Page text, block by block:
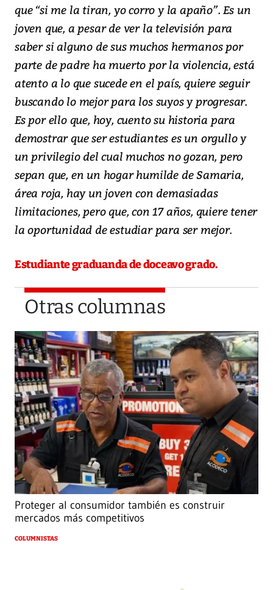
que “si me la tiran, yo corro y la apaño”. Es un
joven que, a pesar de ver la televisión para
saber si alguno de sus muchos hermanos por
parte de padre ha muerto por la violencia, está
atento a lo que sucede en el país, quiere seguir
buscando lo mejor para los suyos y progresar.
Es por ello que, hoy, cuento su historia para
demostrar que ser estudiantes es un orgullo y
un privilegio del cual muchos no gozan, pero
sepan que, en un hogar humilde de Samaria,
área roja, hay un joven con demasiadas
limitaciones, pero que, con 17 años, quiere tener
la oportunidad de estudiar para ser mejor.
Estudiante graduanda de doceavo grado.
Otras columnas
Proteger al consumidor también es construir
mercados más competitivos
COLUMNISTAS